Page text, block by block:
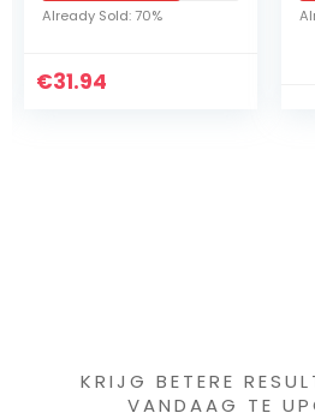
Already Sold: 70%
€31.94
KRIJG BETERE
VANDAAG TE